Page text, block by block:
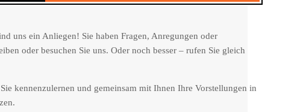
uns ein Anliegen! Sie haben Fragen, Anregungen oder
oder besuchen Sie uns. Oder noch besser – rufen Sie gleich
kennenzulernen und gemeinsam mit Ihnen Ihre Vorstellungen in